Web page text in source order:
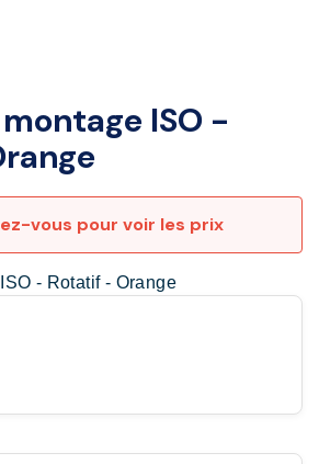
ISO -
vous pour voir les prix
- Rotatif - Orange